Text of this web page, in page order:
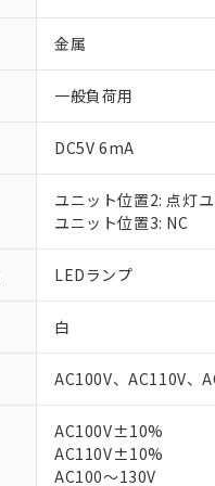
金属
一般負荷用
DC5V 6mA
ユニット位置2: 点灯
ユニット位置3: NC
LEDランプ
白
AC100V、AC110V、
AC100V±10%
AC110V±10%
AC100～130V
ご利用条件
※1 対応状況
対応済み：EU
対応予定：EU
対応予定なし：
調査・確認中：
非該当品：ライセ
仕入先様の事情に
※1 中国